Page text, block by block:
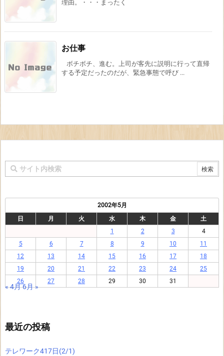
理由。・・・まったく
お仕事
ボチボチ、進む。上司が客先に説明に行って直帰
する予定だったのだが、緊急事態で呼び ...
2002年5月
日
月 火 水 木 金
土
1
2 3
4
5
6 7 8 9 10
11
12
13 14 15 16 17
18
19
20 21 22 23 24
25
26
27 28 29 30 31
« 4月6月 »
最近の投稿
テレワーク417日(2/1)